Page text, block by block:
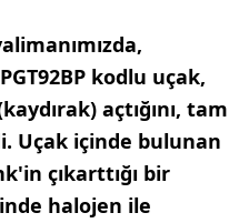
kodlu uçak,
açtığını, tam
Uçak içinde bulunan
çıkarttığı bir
halojen ile